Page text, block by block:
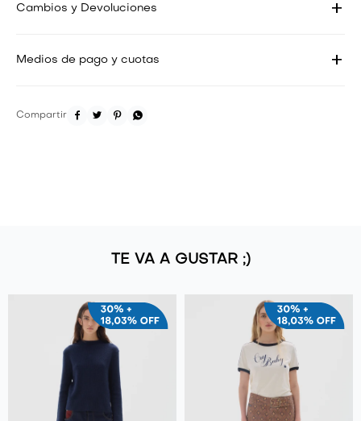
Cambios y Devoluciones
Medios de pago y cuotas
   
TE VA A GUSTAR ;)